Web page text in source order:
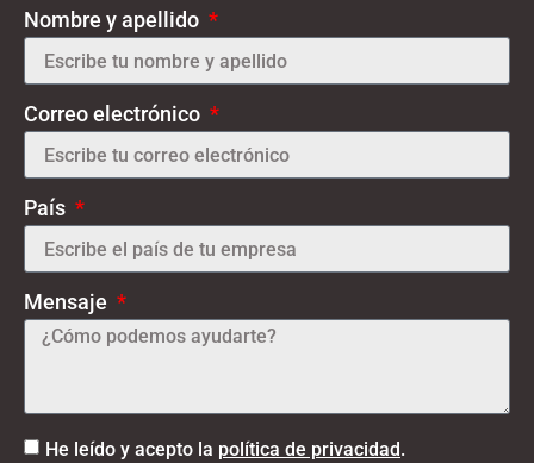
Nombre y apellido
Correo electrónico
País
Mensaje
He leído y acepto la política de privacidad.